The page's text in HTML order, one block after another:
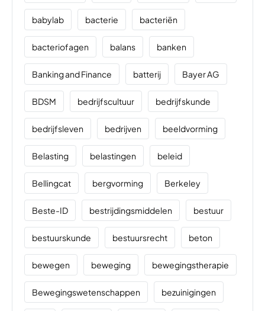
babylab bacterie bacteriën
bacteriofagen balans banken
Banking and Finance batterij Bayer AG
BDSM bedrijfscultuur bedrijfskunde
bedrijfsleven bedrijven beeldvorming
Belasting belastingen beleid
Bellingcat bergvorming Berkeley
Beste-ID bestrijdingsmiddelen bestuur
bestuurskunde bestuursrecht beton
bewegen beweging bewegingstherapie
Bewegingswetenschappen bezuinigingen